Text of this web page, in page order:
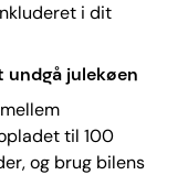
i dit
undgå julekøen
til 100
og brug bilens